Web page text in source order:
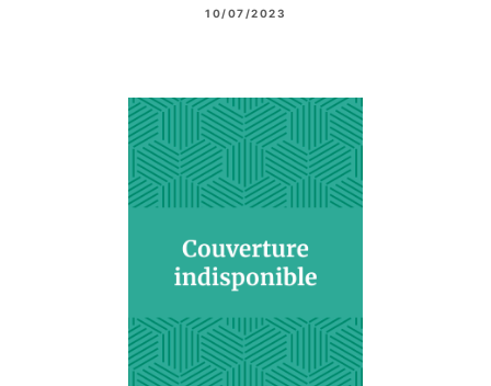
10/07/2023